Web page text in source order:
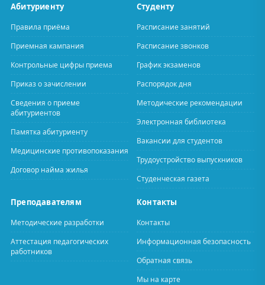
Абитуриенту
Правила приёма
Приемная кампания
Контрольные цифры приема
Приказ о зачислении
Сведения о приеме
абитуриентов
Памятка абитуриенту
Медицинские противопоказания
Договор найма жилья
Студенту
Расписание занятий
Расписание звонков
График экзаменов
Распорядок дня
Методические рекомендации
Электронная библиотека
Вакансии для студентов
Трудоустройство выпускников
Студенческая газета
Преподавателям
Методические разработки
Аттестация педагогических
работников
Контакты
Контакты
Информационная безопасность
Обратная связь
Мы на карте